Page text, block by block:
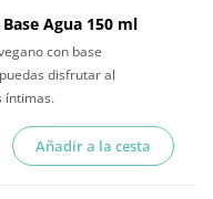
Agua 150 ml
con base
disfrutar al
íntimas.
Añadir a la cesta